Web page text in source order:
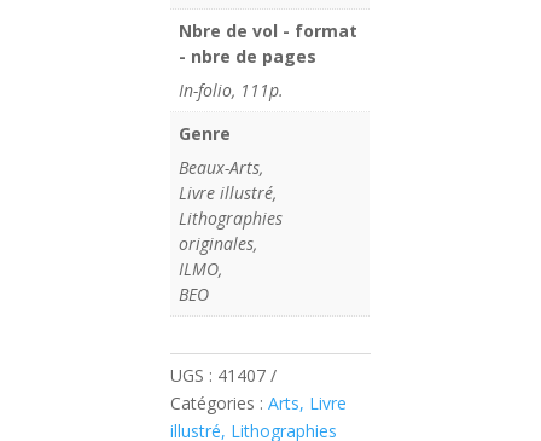
Nbre de vol - format
- nbre de pages
In-folio, 111p.
Genre
Beaux-Arts,
Livre illustré,
Lithographies
originales,
ILMO,
BEO
UGS : 41407
Catégories :Arts, Livre
illustré, Lithographies